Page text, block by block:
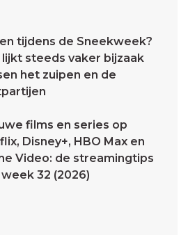
tijdens de Sneekweek?
lijkt steeds vaker bijzaak
het zuipen en de
films en series op
Disney+, HBO Max en
Video: de streamingtips
32 (2026)